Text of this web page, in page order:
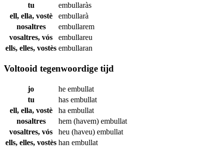
tu
embullaràs
ell, ella, vostè
embullarà
nosaltres
embullarem
vosaltres, vós
embullareu
ells, elles, vostès embullaran
Voltooid tegenwoordige tijd
jo he embullat
tu
has embullat
ell, ella, vostè
ha embullat
nosaltres
hem (havem) embullat
vosaltres, vós
heu (haveu) embullat
ells, elles, vostès han embullat